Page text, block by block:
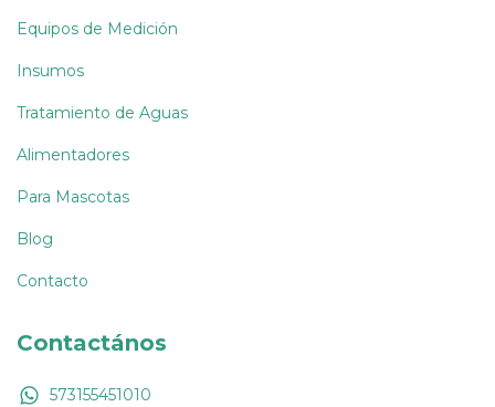
Equipos de Medición
Insumos
Tratamiento de Aguas
Alimentadores
Para Mascotas
Blog
Contacto
Contactános
573155451010